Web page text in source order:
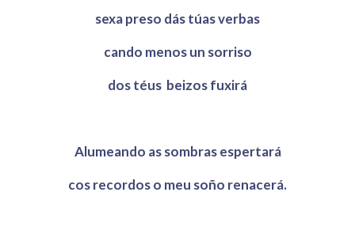
sexa preso dás túas verbas
cando menos un sorriso
dos téus beizos fuxirá
Alumeando as sombras espertará
cos recordos o meu soño renacerá.